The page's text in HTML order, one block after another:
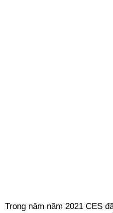
Trong năm năm 2021 CES